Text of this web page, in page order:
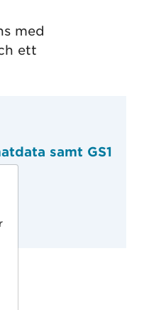
med
ett
samt GS1